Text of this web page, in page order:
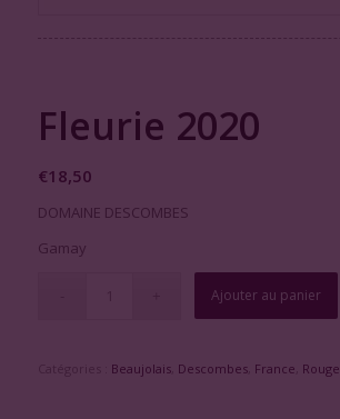
Fleurie 2020
€18,50
DOMAINE DESCOMBES
Gamay
Ajouter au panier
Beaujolais, Descombes, France Rouge